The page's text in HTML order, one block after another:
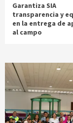
Garantiza SIA
transparencia y
en la entrega de
al campo